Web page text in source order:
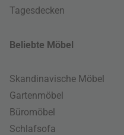
Tagesdecken
Beliebte Möbel
Skandinavische Möbel
Gartenmöbel
Büromöbel
Schlafsofa